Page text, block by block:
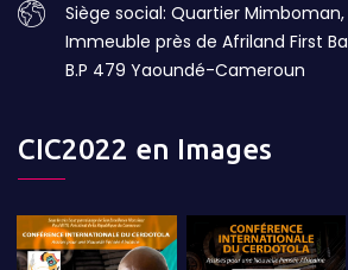
Siège social: Quartier
Immeuble près de Afriland First
B.P 479 Yaoundé-Cameroun
CIC2022 en Images